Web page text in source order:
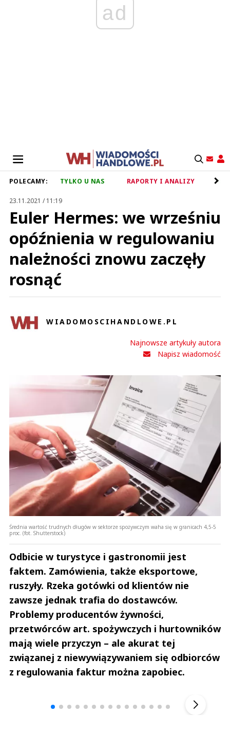
ad
POLECAMY: TYLKO U NAS RAPORTY I ANALIZY
23.11.2021 / 11:19
Euler Hermes: we wrześniu
opóźnienia w regulowaniu
należności znowu zaczęły
rosnąć
WIADOMOSCIHANDLOWE.PL
Najnowsze artykuły autora
Napisz wiadomość
Średnia wartość trudnych długów w sektorze spożywczym waha się w granicach 4,5-5
proc. (fot. Shutterstock)
Odbicie w turystyce i gastronomii jest
faktem. Zamówienia, także eksportowe,
ruszyły. Rzeka gotówki od klientów nie
zawsze jednak trafia do dostawców.
Problemy producentów żywności,
przetwórców art. spożywczych i hurtowników
mają wiele przyczyn – ale akurat tej
związanej z niewywiązywaniem się odbiorców
z regulowania faktur można zapobiec.